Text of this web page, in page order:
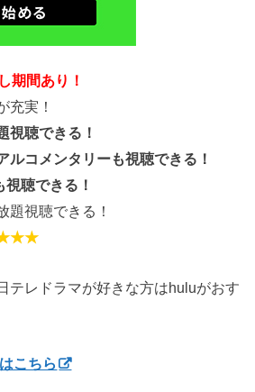
期間あり！
充実！
視聴できる！
ルコメンタリーも視聴できる！
視聴できる！
題視聴できる！
テレドラマが好きな方はhuluがおす
こちら